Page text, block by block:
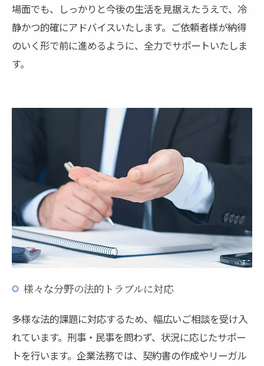
場面でも、しっかりと今後の生活を見据えたうえで、冷
静かつ的確にアドバイスいたします。ご依頼者様が納得
のいく形で前に進めるように、全力でサポートいたしま
す。
様々な分野の法的トラブルに対応
多様な法的課題に対応するため、幅広いご相談を受け入
れています。刑事・民事を問わず、状況に応じたサポー
トを行います。企業法務では、契約書の作成やリーガル